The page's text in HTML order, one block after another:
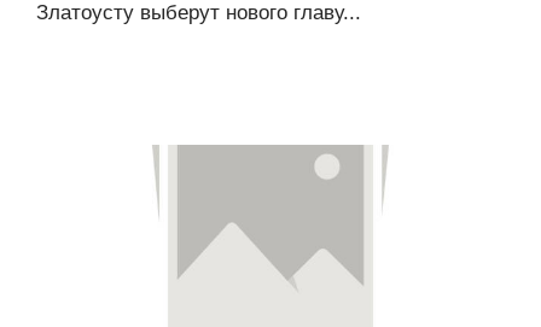
Златоусту выберут нового главу...